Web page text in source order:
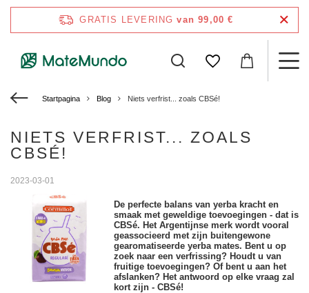
GRATIS LEVERING van 99,00 €
Startpagina Blog Niets verfrist... zoals CBSé!
NIETS VERFRIST... ZOALS
CBSÉ!
2023-03-01
De perfecte balans van yerba kracht en
smaak met geweldige toevoegingen - dat is
CBSé. Het Argentijnse merk wordt vooral
geassocieerd met zijn buitengewone
gearomatiseerde yerba mates. Bent u op
zoek naar een verfrissing? Houdt u van
fruitige toevoegingen? Of bent u aan het
afslanken? Het antwoord op elke vraag zal
kort zijn - CBSé!